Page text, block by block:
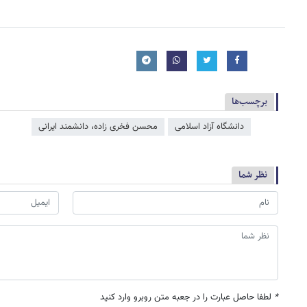
برچسب‌ها
دانشگاه آزاد اسلامی محسن فخری زاده، دانشمند ایرانی
نظر شما
* لطفا حاصل عبارت را در جعبه متن روبرو وارد کنید